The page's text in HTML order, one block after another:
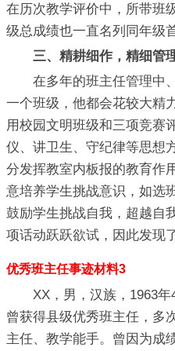
在历次教学评价中，所带班
级总成绩也一直名列同年级
三、精耕细作，精细管
在多年的班主任管理中、
一个班级，他都会花较大精
用校园文明班级和三项竞赛
仪、讲卫生、守纪律等思想
分发挥教室内板报的教育作
意培养学生挑战意识，如选
鼓励学生挑战自我，超越自
项话动跃跃欲试，因此发现
优秀班主任事迹材料3
XX，男，汉族，1963年4
曾获得县级优秀班主任，多
主任、教学能手。曾因为成